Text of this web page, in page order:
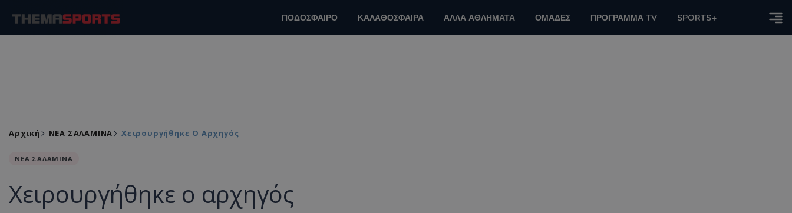
ΠΟΔΟΣΦΑΙΡΟ ΚΑΛΑΘΟΣΦΑΙΡΑ ΑΛΛΑ ΑΘΛΗΜΑΤΑ ΟΜΑΔΕΣ ΠΡΟΓΡΑΜΜΑ TV SPORTS+
Αρχική ΝΕΑ ΣΑΛΑΜΙΝΑ Χειρουργήθηκε Ο Αρχηγός
ΝΕΑ ΣΑΛΑΜΙΝΑ
Χειρουργήθηκε ο αρχηγός